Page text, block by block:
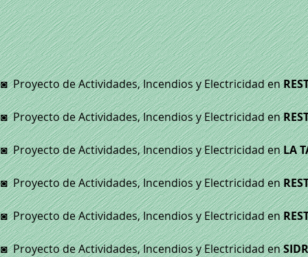
◙Proyecto de Actividades, Incendios y Electricidad en
◙ Proyecto de Actividades, Incendios y Electricidad en
◙ Proyecto de Actividades, Incendios y Electricidad enLA
◙ Proyecto de Actividades, Incendios y Electricidad en
◙ Proyecto de Actividades, Incendios y Electricidad en
◙ Proyecto de Actividades, Incendios y Electricidad en